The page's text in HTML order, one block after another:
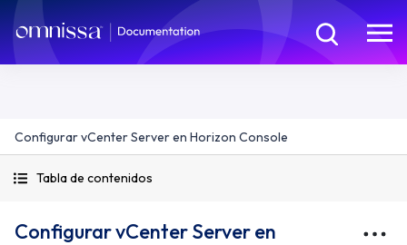
Configurar vCenter Server en Horizon Console
Tabla de contenidos
Configurar vCenter Server en